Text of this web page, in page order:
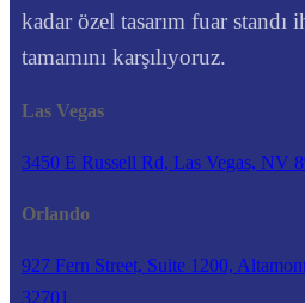
kadar özel tasarım fuar standı
tamamını karşılıyoruz.
Las Vegas
3450 E Russell Rd, Las Vegas, NV
Orlando
927 Fern Street, Suite 1200,
32701